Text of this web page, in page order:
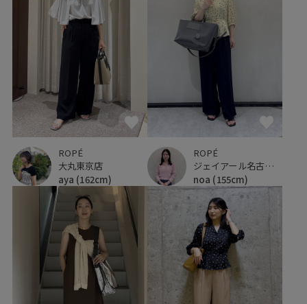
ROPÉ
大丸東京店
aya (162cm)
ROPÉ
ジェイアール名古屋タカシマヤ
noa (155cm)